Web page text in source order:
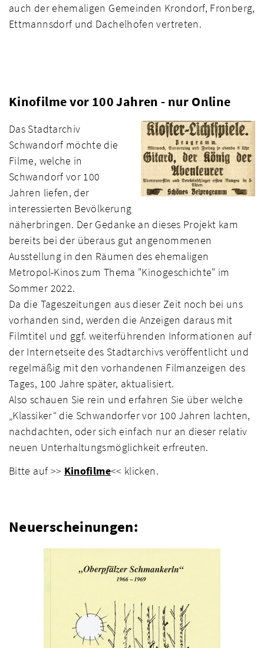
auch der ehemaligen Gemeinden Krondorf, Fronberg,
Ettmannsdorf und Dachelhofen vertreten.
Kinofilme vor 100 Jahren - nur Online
Das Stadtarchiv
Schwandorf möchte die
Filme, welche in
Schwandorf vor 100
Jahren liefen, der
interessierten Bevölkerung
näherbringen. Der Gedanke an dieses Projekt kam
bereits bei der überaus gut angenommenen
Ausstellung in den Räumen des ehemaligen
Metropol-Kinos zum Thema "Kinogeschichte" im
Sommer 2022.
Da die Tageszeitungen aus dieser Zeit noch bei uns
vorhanden sind, werden die Anzeigen daraus mit
Filmtitel und ggf. weiterführenden Informationen auf
der Internetseite des Stadtarchivs veröffentlicht und
regelmäßig mit den vorhandenen Filmanzeigen des
Tages, 100 Jahre später, aktualisiert.
Also schauen Sie rein und erfahren Sie über welche
„Klassiker“ die Schwandorfer vor 100 Jahren lachten,
nachdachten, oder sich einfach nur an dieser relativ
neuen Unterhaltungsmöglichkeit erfreuten.
Bitte auf >> Kinofilme<< klicken.
Neuerscheinungen: